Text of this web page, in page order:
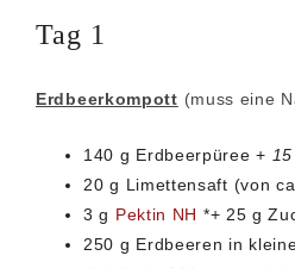
Tag 1
Erdbeerkompott (muss eine
140 g Erdbeerpüree +
20 g Limettensaft (von
3 g Pektin NH *+ 25 g
250 g Erdbeeren in